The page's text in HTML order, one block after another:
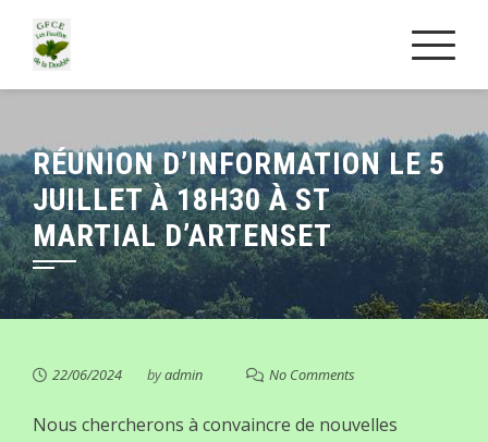
content
RÉUNION D’INFORMATION LE 5
JUILLET À 18H30 À ST
MARTIAL D’ARTENSET
22/06/2024 byadmin No Comments
Nous chercherons à convaincre de nouvelles